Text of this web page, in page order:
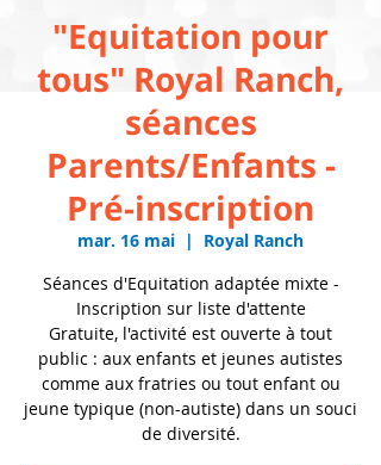
"Equitation pour
tous" Royal Ranch,
séances
Parents/Enfants -
Pré-inscription
mar. 16 mai
  |
Royal Ranch
Séances d'Equitation adaptée mixte -
Inscription sur liste d'attente
Gratuite, l'activité est ouverte à tout
public : aux enfants et jeunes autistes
comme aux fratries ou tout enfant ou
jeune typique (non-autiste) dans un souci
de diversité.